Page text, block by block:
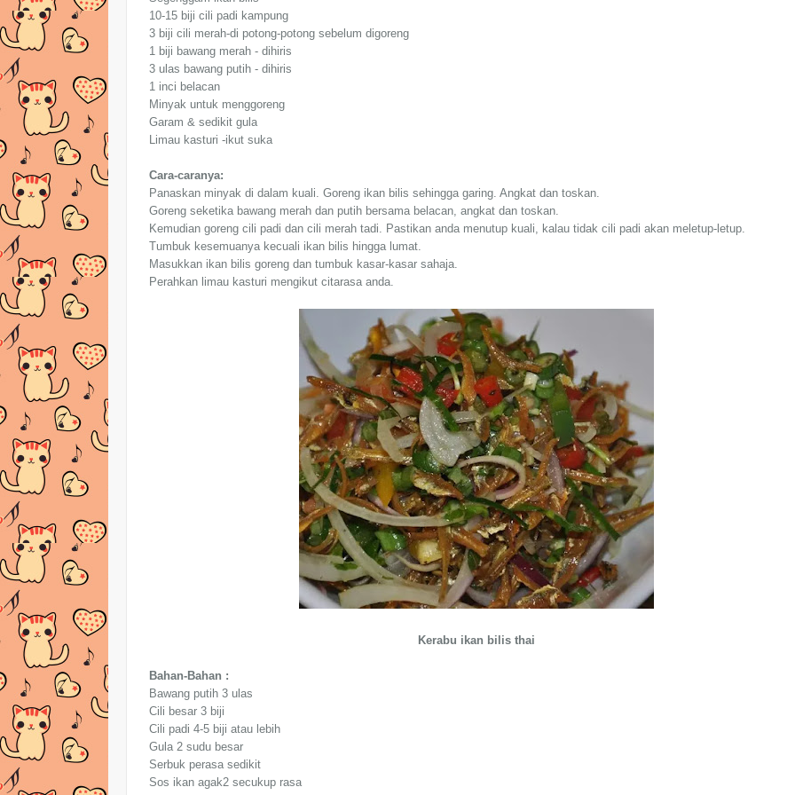
10-15 biji cili padi kampung
3 biji cili merah-di potong-potong sebelum digoreng
1 biji bawang merah - dihiris
3 ulas bawang putih - dihiris
1 inci belacan
Minyak untuk menggoreng
Garam & sedikit gula
Limau kasturi -ikut suka
Cara-caranya:
Panaskan minyak di dalam kuali. Goreng ikan bilis sehingga garing. Angkat dan toskan.
Goreng seketika bawang merah dan putih bersama belacan, angkat dan toskan.
Kemudian goreng cili padi dan cili merah tadi. Pastikan anda menutup kuali, kalau tidak cili padi akan meletup-letup.
Tumbuk kesemuanya kecuali ikan bilis hingga lumat.
Masukkan ikan bilis goreng dan tumbuk kasar-kasar sahaja.
Perahkan limau kasturi mengikut citarasa anda.
Kerabu ikan bilis thai
Bahan-Bahan :
Bawang putih 3 ulas
Cili besar 3 biji
Cili padi 4-5 biji atau lebih
Gula 2 sudu besar
Serbuk perasa sedikit
Sos ikan agak2 secukup rasa